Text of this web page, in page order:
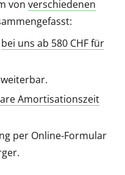
von verschiedenen
bei uns ab 580 CHF für
Amortisationszeit
per Online-Formular